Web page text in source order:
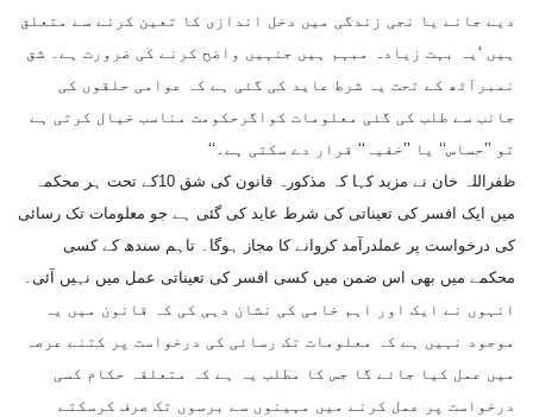
دیے جانے یا نجی زندگی میں دخل اندازی کا تعین کرنے سے متعلق
ہیں ‘یہ بہت زیادہ مبہم ہیں جنہیں واضح کرنے کی ضرورت ہے۔ شق
نمبرآٹھ کے تحت یہ شرط عاید کی گئی ہے کہ عوامی حلقوں کی
جانب سے طلب کی گئی معلومات کواگرحکومت مناسب خیال کرتی ہے
تو ’’حساس‘‘ یا ’’خفیہ‘‘ قرار دے سکتی ہے۔‘‘
ظفراللہ خان نے مزید کہا کہ مذکورہ قانون کی شق 10کے تحت ہر محکمہ
میں ایک افسر کی تعیناتی کی شرط عاید کی گئی ہے جو معلومات تک رسائی
کی درخواست پر عملدرآمد کروانے کا مجاز ہوگا۔ تاہم سندھ کے کسی
محکمے میں بھی اس ضمن میں کسی افسر کی تعیناتی عمل میں نہیں آئی۔
انہوں نے ایک اور اہم خامی کی نشان دہی کی کہ قانون میں یہ
موجود نہیں ہے کہ معلومات تک رسائی کی درخواست پر کتنے عرصہ
میں عمل کیا جائے گا جس کا مطلب یہ ہے کہ متعلقہ حکام کسی
درخواست پر عمل کرنے میں مہینوں سے برسوں تک صرف کرسکتے